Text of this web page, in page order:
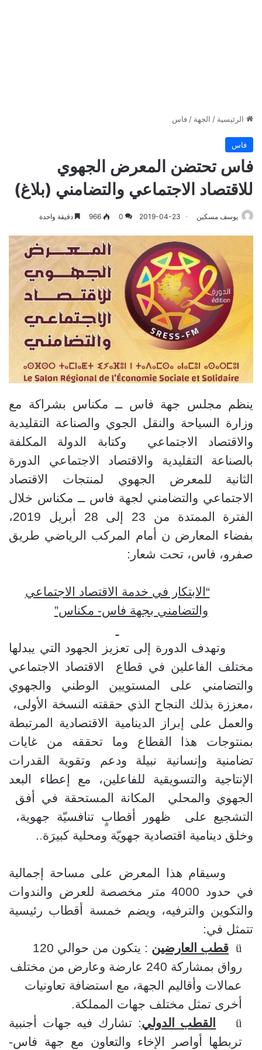
الرئيسية / الجهة / فاس
فاس
فاس تحتضن المعرض الجهوي
للاقتصاد الاجتماعي والتضامني (بلاغ)
يوسف مسكين 2019-04-23
0
966 دقيقة واحدة
ينظم مجلس جهة فاس ــ مكناس بشراكة مع
وزارة السياحة والنقل الجوي والصناعة التقليدية
والاقتصاد الاجتماعي
وكتابة الدولة المكلفة
بالصناعة التقليدية والاقتصاد الاجتماعي الدورة
الثانية للمعرض الجهوي لمنتجات الاقتصاد
الاجتماعي والتضامني لجهة فاس ــ مكناس خلال
الفترة الممتدة من 23 إلى 28 أبريل 2019،
بفضاء المعارض ن أمام المركب الرياضي طريق
صفرو، فاس، تحت شعار:
“الابتكار في خدمة الاقتصاد الاجتماعي
والتضامني بجهة فاس- مكناس”
وتهدف الدورة إلى تعزيز الجهود التي يبدلها
مختلف الفاعلين في قطاع
الاقتصاد الاجتماعي
والتضامني على المستويين الوطني والجهوي
،معززة بذلك النجاح الذي حققته النسخة الأولى،
والعمل على إبراز الدينامية الاقتصادية المرتبطة
بمنتوجات هذا القطاع وما تحققه من غايات
تضامنية وإنسانية نبيلة ودعم وتقوية القدرات
الإنتاجية والتسويقية للفاعلين، مع إعطاء البعد
الجهوي والمحلي
المكانة المستحقة في أفق
التشجيع على
ظهور أقطابٍ تنافسيّة جهوية،
وخلق دينامية اقتصادية جهويّة ومحلية كبيرَة.
.
وسيقام هذا المعرض على مساحة إجمالية
في حدود 4000 متر مخصصة للعرض والندوات
والتكوين والترفيه، ويضم خمسة أقطاب رئيسية
تتمثل في:
ü قطب العارضين
: يتكون من حوالي 120
رواق بمشاركة 240 عارضة وعارض من مختلف
عمالات وأقاليم الجهة، مع استضافة تعاونيات
أخرى تمثل مختلف جهات المملكة.
ü
القطب الدولي: تشارك فيه جهات أجنبية
تربطها أواصر الإخاء والتعاون مع جهة فاس-